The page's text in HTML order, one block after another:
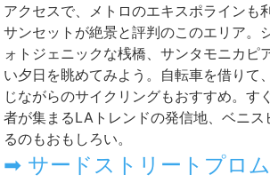
アクセスで、メトロのエキスポラインも
サンセットが絶景と評判のこのエリア。
ォトジェニックな桟橋、サンタモニカピ
い夕日を眺めてみよう。自転車を借りて
じながらのサイクリングもおすすめ。す
者が集まるLAトレンドの発信地、ベニス
るのもおもしろい。
➡ サードストリートプロ